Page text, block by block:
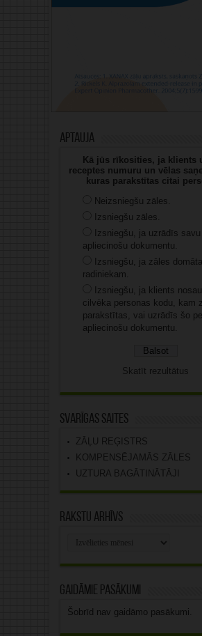
Aptauja
Kā jūs rīkosities, ja klients
receptes numuru un vēlas
kuras parakstītas citai
Neizsniegšu zāles.
Izsniegšu zāles.
Izsniegšu, ja uzrādīs
apliecinošu dokumentu.
Izsniegšu, ja zāles
radiniekam.
Izsniegšu, ja klients
cilvēka personas kodu, kam
parakstītas, vai uzrādīs šo
apliecinošu dokumentu.
Skatīt rezultātus
Svarīgas saites
ZĀĻU REĢISTRS
KOMPENSĒJAMĀS ZĀLES
UZTURA BAGĀTINĀTĀJI
Rakstu arhīvs
Gaidāmie pasākumi
Šobrīd nav gaidāmo pasākumi.